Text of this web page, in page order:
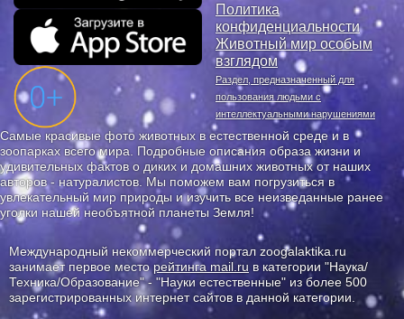
Политика
конфиденциальности
Животный мир особым
взглядом
Раздел, предназначенный для
пользования людьми с
интеллектуальными нарушениями
Самые красивые фото животных в естественной среде и в
зоопарках всего мира. Подробные описания образа жизни и
удивительных фактов о диких и домашних животных от наших
авторов - натуралистов. Мы поможем вам погрузиться в
увлекательный мир природы и изучить все неизведанные ранее
уголки нашей необъятной планеты Земля!
Международный некоммерческий портал zoogalaktika.ru
занимает первое месторейтинга mail.ru в категории "Наука/
Техника/Образование" - "Науки естественные" из более 500
зарегистрированных интернет сайтов в данной категории.